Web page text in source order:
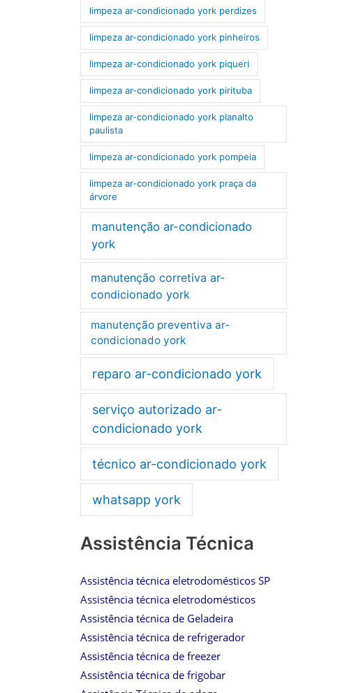
limpeza ar-condicionado york perdizes
limpeza ar-condicionado york pinheiros
limpeza ar-condicionado york piqueri
limpeza ar-condicionado york pirituba
limpeza ar-condicionado york planalto
paulista
limpeza ar-condicionado york pompeia
limpeza ar-condicionado york praça da
árvore
manutenção ar-condicionado
york
manutenção corretiva ar-
condicionado york
manutenção preventiva ar-
condicionado york
reparo ar-condicionado york
serviço autorizado ar-
condicionado york
técnico ar-condicionado york
whatsapp york
Assistência Técnica
Assistência técnica eletrodomésticos SP
Assistência técnica eletrodomésticos
Assistência técnica de Geladeira
Assistência técnica de refrigerador
Assistência técnica de freezer
Assistência técnica de frigobar